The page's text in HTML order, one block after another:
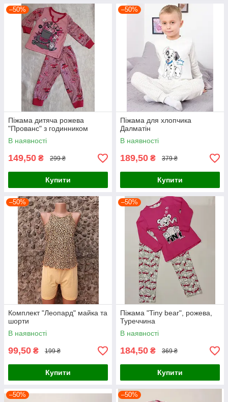
–50%
Піжама дитяча рожева
"Прованс" з годинником
В наявності
149,50 ₴ 299 ₴
Купити
–50%
Піжама для хлопчика
Далматін
В наявності
189,50 ₴ 379 ₴
Купити
–50%
Комплект "Леопард" майка та
шорти
В наявності
99,50 ₴ 199 ₴
Купити
–50%
Піжама "Tiny bear", рожева,
Туреччина
В наявності
184,50 ₴ 369 ₴
Купити
–50% –50%